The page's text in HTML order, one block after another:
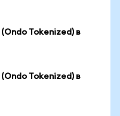
Tokenized) в
Tokenized) в